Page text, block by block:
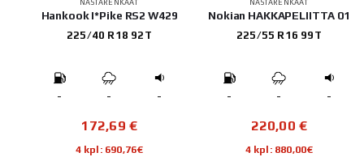
Hankook I*Pike RS2 W429
225/40 R18 92T
- - -
172,69€
4 kpl: 690,76€
Nokian HAKKAPELIITTA 01
225/55 R16 99T
- - -
220,00€
4 kpl: 880,00€